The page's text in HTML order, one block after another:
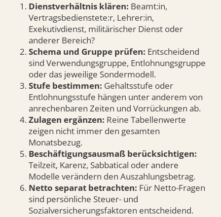
Dienstverhältnis klären: Beamt:in,
Vertragsbedienstete:r, Lehrer:in,
Exekutivdienst, militärischer Dienst oder
anderer Bereich?
Schema und Gruppe prüfen: Entscheidend
sind Verwendungsgruppe, Entlohnungsgruppe
oder das jeweilige Sondermodell.
Stufe bestimmen: Gehaltsstufe oder
Entlohnungsstufe hängen unter anderem von
anrechenbaren Zeiten und Vorrückungen ab.
Zulagen ergänzen: Reine Tabellenwerte
zeigen nicht immer den gesamten
Monatsbezug.
Beschäftigungsausmaß berücksichtigen:
Teilzeit, Karenz, Sabbatical oder andere
Modelle verändern den Auszahlungsbetrag.
Netto separat betrachten: Für Netto-Fragen
sind persönliche Steuer- und
Sozialversicherungsfaktoren entscheidend.